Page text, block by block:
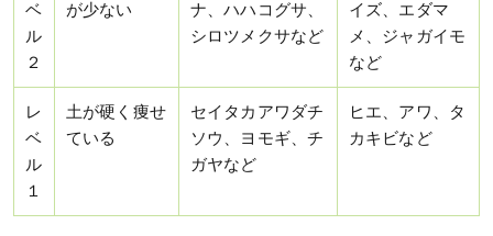
ベ
ル
２
が少ない
ナ、ハハコグサ、
シロツメクサなど
イズ、エダマ
メ、ジャガイモ
など
レ
ベ
ル
１
土が硬く痩せ
ている
セイタカアワダチ
ソウ、ヨモギ、チ
ガヤなど
ヒエ、アワ、タ
カキビなど